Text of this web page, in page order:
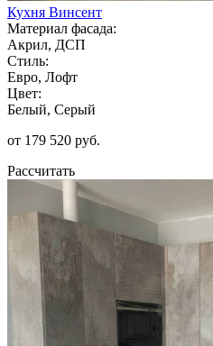
Кухня Винсент
Материал фасада:
Акрил, ДСП
Стиль:
Евро, Лофт
Цвет:
Белый, Серый
от 179 520 руб.
Рассчитать